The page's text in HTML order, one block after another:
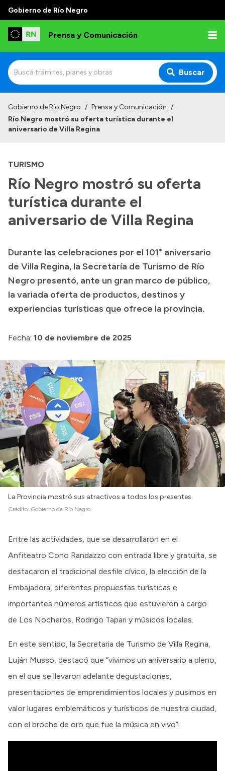
Gobierno de Río Negro
Prensa y Comunicación
Buscar
Institucional
Referentes de prensa
Archivo de noticias
Transparencia
Boletín Oficial
Compras y licitaciones
Consulta de expedientes
Consulta de pago a proveedores
Intranet
Login
Gobierno de Río Negro / Prensa y Comunicación /
Río Negro mostró su oferta turística durante el
aniversario de Villa Regina
TURISMO
Río Negro mostró su oferta
turística durante el
aniversario de Villa Regina
Durante las celebraciones por el 101° aniversario
de Villa Regina, la Secretaría de Turismo de Río
Negro presentó, ante un gran marco de público,
la variada oferta de productos, destinos y
experiencias turísticas que ofrece la provincia.
Fecha: 10 de noviembre de 2025
La Provincia mostró sus atractivos a todos los presentes
Crédito: Gobierno de Río Negro.
Entre las actividades, que se desarrollaron en el
Anfiteatro Cono Randazzo con entrada libre y gratuita, se
destacaron el tradicional desfile cívico, la elección de la
Embajadora, diferentes propuestas turísticas e
importantes números artísticos que estuvieron a cargo
de Los Nocheros, Rodrigo Tapari y músicos locales.
En este sentido, la Secretaria de Turismo de Villa Regina,
Luján Musso, destacó que “vivimos un aniversario a pleno,
en el que se llevaron adelante degustaciones,
presentaciones de emprendimientos locales y pusimos en
valor lugares emblemáticos y turísticos de nuestra ciudad,
con el broche de oro que fue la música en vivo”.